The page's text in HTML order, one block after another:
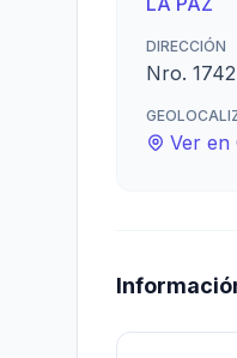
DIRECCIÓN
Nro. 1742
Ver en